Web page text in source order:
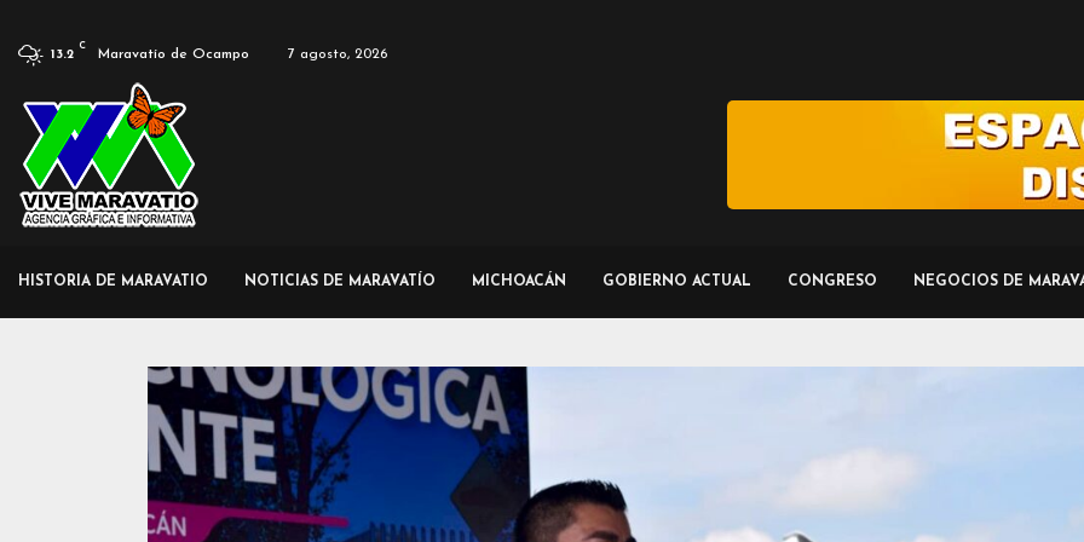
13.2
C
Maravatío de Ocampo 7 agosto, 2026
HISTORIA DE MARAVATIO NOTICIAS DE MARAVATÍO MICHOACÁN GOBIERNO ACTUAL CONGRESO NEGOCIOS DE